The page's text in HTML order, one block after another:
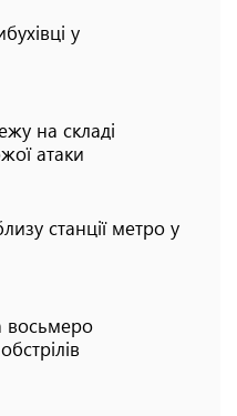
у
на складі
атаки
станції метро у
восьмеро